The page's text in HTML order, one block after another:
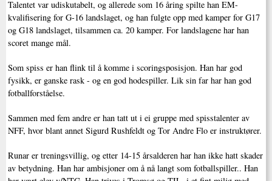
Talentet var udiskutabelt, og allerede som 16 åring spilte han EM-
kvalifisering for G-16 landslaget, og han fulgte opp med kamper for G17
og G18 landslaget, tilsammen ca. 20 kamper. For landslagene har han
scoret mange mål.
Som spiss er han flink til å komme i scoringsposisjon. Han har god
fysikk, er ganske rask - og en god hodespiller. Lik sin far har han god
fotballforståelse.
Sammen med fem andre er han tatt ut i ei gruppe med spisstalenter av
NFF, hvor blant annet Sigurd Rushfeldt og Tor Andre Flo er instruktører.
Runar er treningsvillig, og etter 14-15 årsalderen har han ikke hatt skader
av betydning. Han har ambisjoner om å nå langt som fotballspiller.. Han